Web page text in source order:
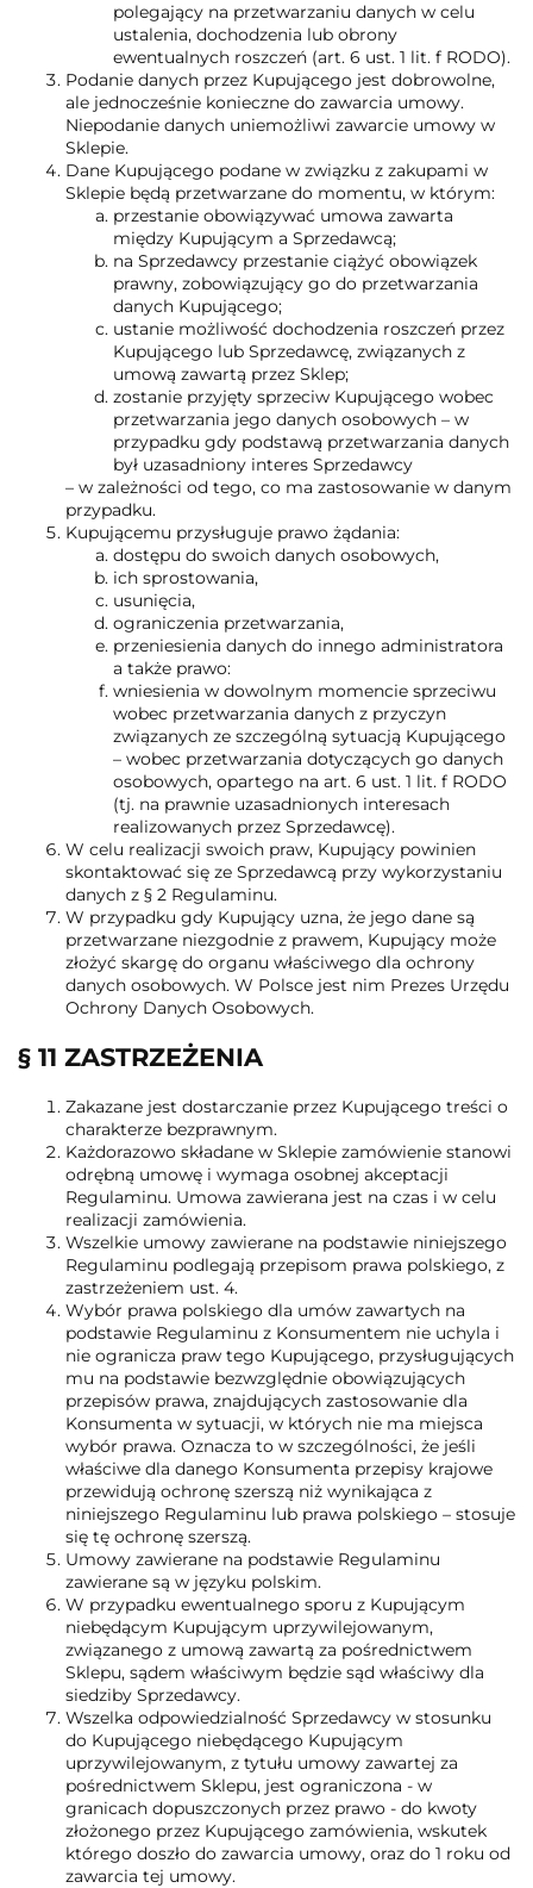
polegający na przetwarzaniu danych w celu
ustalenia, dochodzenia lub obrony
ewentualnych roszczeń (art. 6 ust. 1 lit. f RODO).
Podanie danych przez Kupującego jest dobrowolne,
ale jednocześnie konieczne do zawarcia umowy.
Niepodanie danych uniemożliwi zawarcie umowy w
Sklepie.
Dane Kupującego podane w związku z zakupami w
Sklepie będą przetwarzane do momentu, w którym:
przestanie obowiązywać umowa zawarta
między Kupującym a Sprzedawcą;
na Sprzedawcy przestanie ciążyć obowiązek
prawny, zobowiązujący go do przetwarzania
danych Kupującego;
ustanie możliwość dochodzenia roszczeń przez
Kupującego lub Sprzedawcę, związanych z
umową zawartą przez Sklep;
zostanie przyjęty sprzeciw Kupującego wobec
przetwarzania jego danych osobowych – w
przypadku gdy podstawą przetwarzania danych
był uzasadniony interes Sprzedawcy
– w zależności od tego, co ma zastosowanie w danym
przypadku.
Kupującemu przysługuje prawo żądania:
dostępu do swoich danych osobowych,
ich sprostowania,
usunięcia,
ograniczenia przetwarzania,
przeniesienia danych do innego administratora
a także prawo:
wniesienia w dowolnym momencie sprzeciwu
wobec przetwarzania danych z przyczyn
związanych ze szczególną sytuacją Kupującego
– wobec przetwarzania dotyczących go danych
osobowych, opartego na art. 6 ust. 1 lit. f RODO
(tj. na prawnie uzasadnionych interesach
realizowanych przez Sprzedawcę).
W celu realizacji swoich praw, Kupujący powinien
skontaktować się ze Sprzedawcą przy wykorzystaniu
danych z § 2 Regulaminu.
W przypadku gdy Kupujący uzna, że jego dane są
przetwarzane niezgodnie z prawem, Kupujący może
złożyć skargę do organu właściwego dla ochrony
danych osobowych. W Polsce jest nim Prezes Urzędu
Ochrony Danych Osobowych.
§ 11 ZASTRZEŻENIA
Zakazane jest dostarczanie przez Kupującego treści o
charakterze bezprawnym.
Każdorazowo składane w Sklepie zamówienie stanowi
odrębną umowę i wymaga osobnej akceptacji
Regulaminu. Umowa zawierana jest na czas i w celu
realizacji zamówienia.
Wszelkie umowy zawierane na podstawie niniejszego
Regulaminu podlegają przepisom prawa polskiego, z
zastrzeżeniem ust. 4.
Wybór prawa polskiego dla umów zawartych na
podstawie Regulaminu z Konsumentem nie uchyla i
nie ogranicza praw tego Kupującego, przysługujących
mu na podstawie bezwzględnie obowiązujących
przepisów prawa, znajdujących zastosowanie dla
Konsumenta w sytuacji, w których nie ma miejsca
wybór prawa. Oznacza to w szczególności, że jeśli
właściwe dla danego Konsumenta przepisy krajowe
przewidują ochronę szerszą niż wynikająca z
niniejszego Regulaminu lub prawa polskiego – stosuje
się tę ochronę szerszą.
Umowy zawierane na podstawie Regulaminu
zawierane są w języku polskim.
W przypadku ewentualnego sporu z Kupującym
niebędącym Kupującym uprzywilejowanym,
związanego z umową zawartą za pośrednictwem
Sklepu, sądem właściwym będzie sąd właściwy dla
siedziby Sprzedawcy.
Wszelka odpowiedzialność Sprzedawcy w stosunku
do Kupującego niebędącego Kupującym
uprzywilejowanym, z tytułu umowy zawartej za
pośrednictwem Sklepu, jest ograniczona - w
granicach dopuszczonych przez prawo - do kwoty
złożonego przez Kupującego zamówienia, wskutek
którego doszło do zawarcia umowy, oraz do 1 roku od
zawarcia tej umowy.